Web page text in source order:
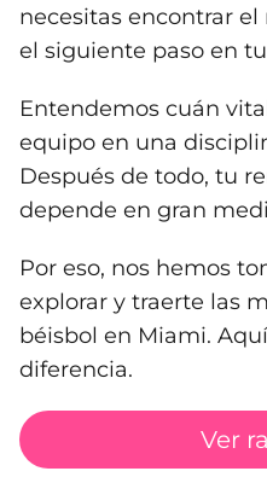
necesitas encontrar
el siguiente paso en
Entendemos cuán
equipo en una
Después de todo, tu
depende en gran
Por eso, nos hemos
explorar y traerte las
béisbol en Miami.
diferencia.
Ver